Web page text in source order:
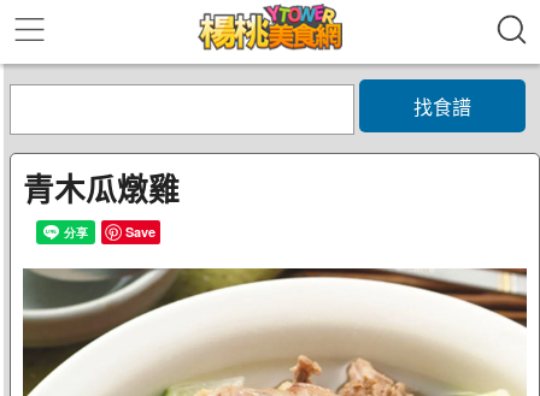
找食譜
青木瓜燉雞
Save